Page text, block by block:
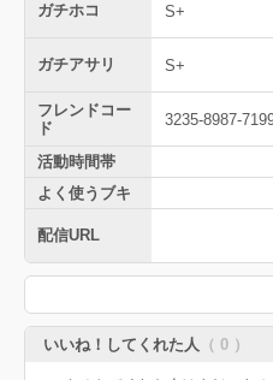
ガチホコ S+
ガチアサリ S+
フレンドコー
ド
3235-8987-
活動時間帯
よく使うブキ
配信URL
いいね！してくれた人 （ 0 ）